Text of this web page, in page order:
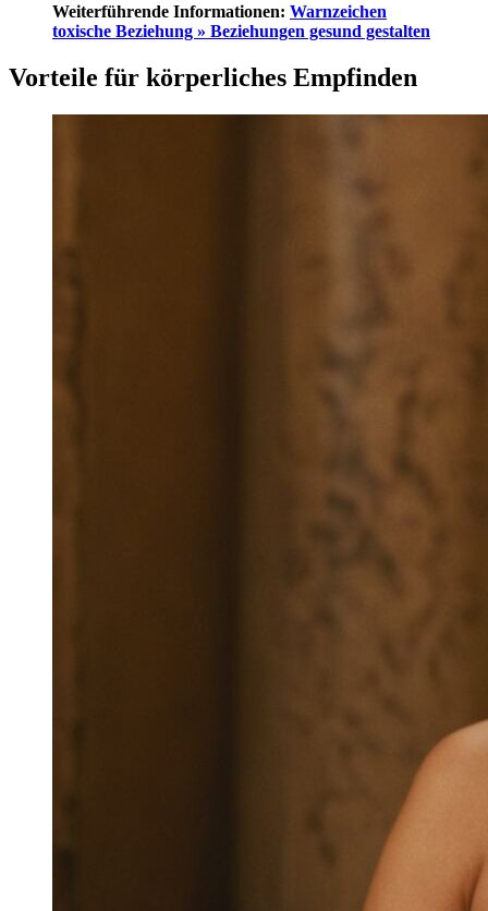
Weiterführende Informationen: Warnzeichen
toxische Beziehung » Beziehungen gesund gestalten
Vorteile für körperliches Empfinden